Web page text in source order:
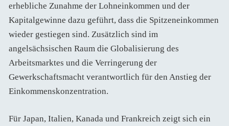
erhebliche Zunahme der Lohneinkommen und der
Kapitalgewinne dazu geführt, dass die Spitzeneinkommen
wieder gestiegen sind. Zusätzlich sind im
angelsächsischen Raum die Globalisierung des
Arbeitsmarktes und die Verringerung der
Gewerkschaftsmacht verantwortlich für den Anstieg der
Einkommenskonzentration.
Für Japan, Italien, Kanada und Frankreich zeigt sich ein